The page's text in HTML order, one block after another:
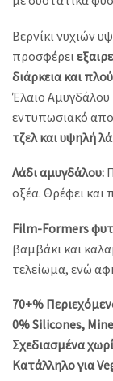
Βερνίκι νυχιών
προσφέρει
διάρκεια και
Έλαιο
εντυπωσιακό
τζελ και υψηλή
Λάδι αμυγδάλου:
οξέα. Θρέφει και
Film-Formers
βαμβάκι και
τελείωμα, ενώ
70+%
0% Silicones,
Σχεδιασμένα
Κατάλληλο για